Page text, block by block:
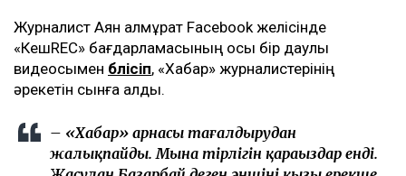
Журналист Аян Қалмұрат Facebook желісінде
«КешREC» бағдарламасының осы бір даулы
видеосымен бөлісіп, «Хабар» журналистерінің
әрекетін сынға алды.
– «Хабар» арнасы таңғалдырудан
жалықпайды. Мына тірлігін қараңыздар енді.